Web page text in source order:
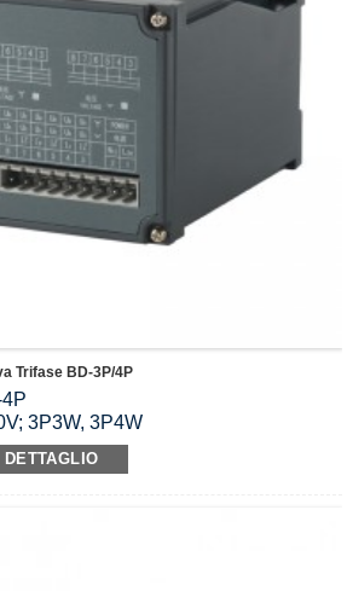
Trifase BD-3P/4P
3P3W, 3P4W
0-5 V/0-10 V/0-20 mA/4-20 mA
il valore nominale
DETTAGLIO